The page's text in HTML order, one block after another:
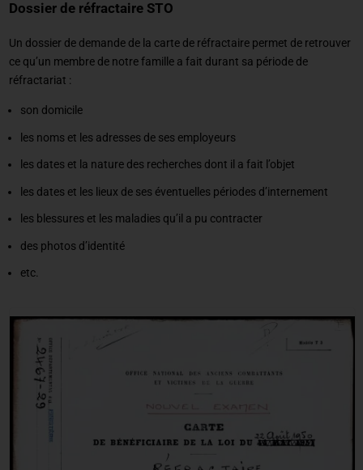
Dossier de réfractaire STO
Un dossier de demande de la carte de réfractaire permet de retrouver
ce qu’un membre de notre famille a fait durant sa période de
réfractariat :
son domicile
les noms et les adresses de ses employeurs
les dates et la nature des recherches dont il a fait l’objet
les dates et les lieux de ses éventuelles périodes d’internement
les blessures et les maladies qu’il a pu contracter
des photos d’identité
etc.